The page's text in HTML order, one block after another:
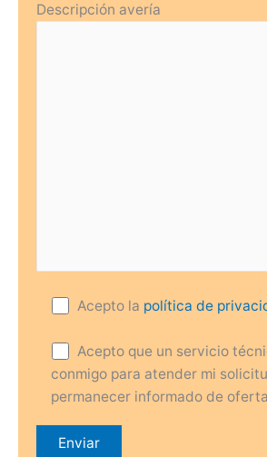
Descripción avería
Acepto la política de
Acepto que un servicio
conmigo para atender mi
permanecer informado de